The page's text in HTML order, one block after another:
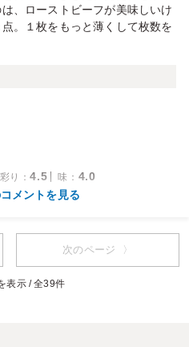
、ローストビーフが美味しいけ
。１枚をもっと薄くして枚数を
彩り ：4.5 味 ： 4.0
メントを見る
次のページ 〉
表示 / 全39件